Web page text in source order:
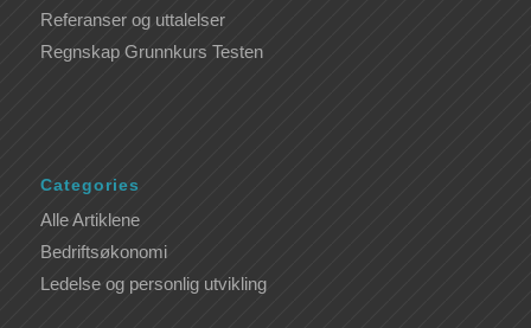
Referanser og uttalelser
Regnskap Grunnkurs Testen
Categories
Alle Artiklene
Bedriftsøkonomi
Ledelse og personlig utvikling